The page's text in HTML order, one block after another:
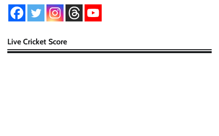
Live Cricket Score